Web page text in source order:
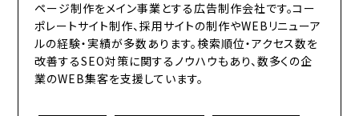
ページ制作をメイン事業とする広告制作会社です。コー
ポレートサイト制作、採用サイトの制作やWEBリニューア
ルの経験・実績が多数あります。検索順位・アクセス数を
改善するSEO対策に関するノウハウもあり、数多くの企
業のWEB集客を支援しています。